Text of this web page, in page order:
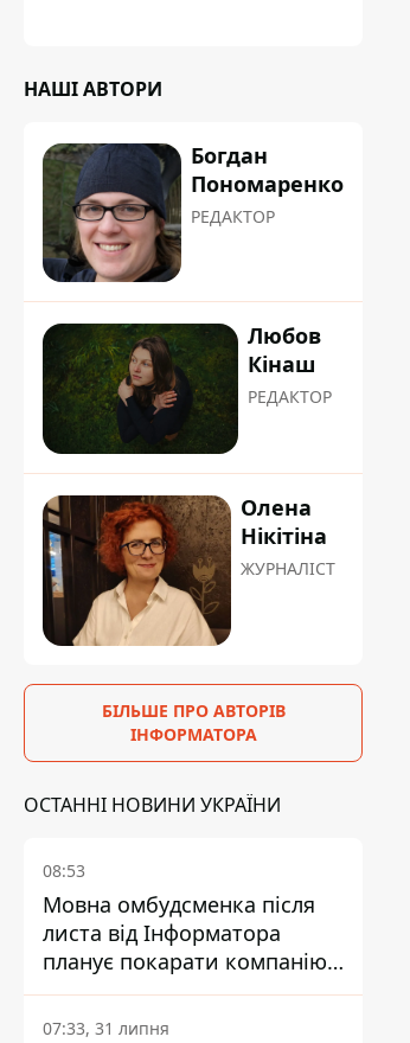
НАШІ АВТОРИ
Богдан
Пономаренко
РЕДАКТОР
Любов
Кінаш
РЕДАКТОР
Олена
Нікітіна
ЖУРНАЛІСТ
БІЛЬШЕ ПРО АВТОРІВ
ІНФОРМАТОРА
ОСТАННІ НОВИНИ УКРАЇНИ
08:53
Мовна омбудсменка після
листа від Інформатора
планує покарати компанію-
підрядника ПриватБанку
07:33, 31 липня